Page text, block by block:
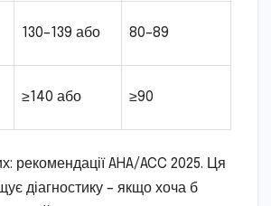
130–139 або 80–89
≥140 або ≥90
рекомендації AHA/ACC 2025. Ця
діагностику – якщо хоча б